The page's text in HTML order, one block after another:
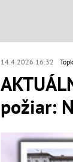
14.4.2026 16:32
požiar: